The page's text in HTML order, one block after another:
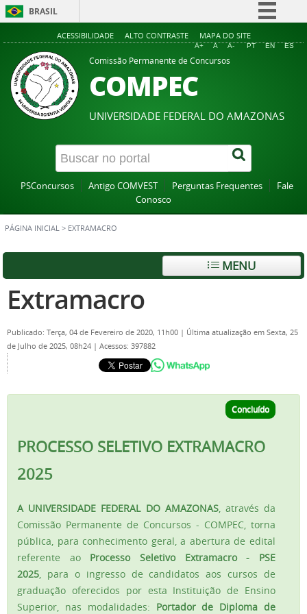
BRASIL
Simplifique!
Comunica BR
Acesso à informação
Legislação
Canais
ACESSIBILIDADE ALTO CONTRASTE MAPA DO SITE
A+ A A- PT EN ES
Comissão Permanente de Concursos
COMPEC
UNIVERSIDADE FEDERAL DO AMAZONAS
PSConcursos Antigo COMVEST Perguntas Frequentes
Fale
Conosco
PÁGINA INICIAL > EXTRAMACRO
MENU
Extramacro
Publicado: Terça, 04 de Fevereiro de 2020, 11h00 | Última atualização em Sexta, 25
de Julho de 2025, 08h24 | Acessos: 397882
Concluído
PROCESSO SELETIVO EXTRAMACRO
2025
A UNIVERSIDADE FEDERAL DO AMAZONAS, através da
Comissão Permanente de Concursos - COMPEC, torna
pública, para conhecimento geral, a abertura de edital
referente ao Processo Seletivo Extramacro - PSE
2025, para o ingresso de candidatos aos cursos de
graduação oferecidos por esta Instituição de Ensino
Superior, nas modalidades: Portador de Diploma de